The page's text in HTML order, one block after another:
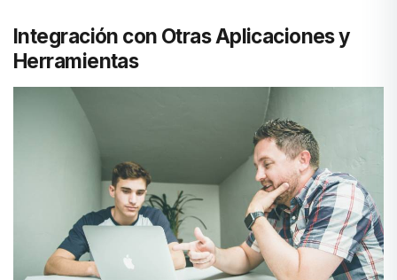
Integración con Otras Aplicaciones y
Herramientas